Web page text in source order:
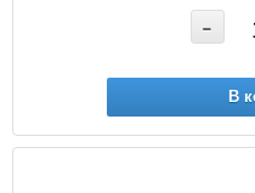
-
В